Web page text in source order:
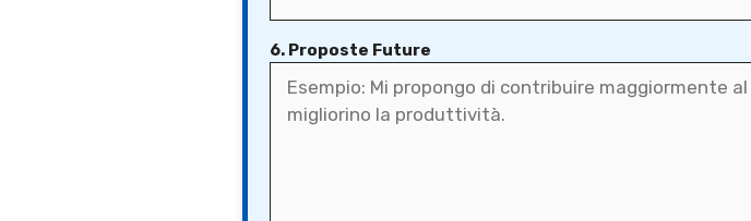
6. Proposte Future